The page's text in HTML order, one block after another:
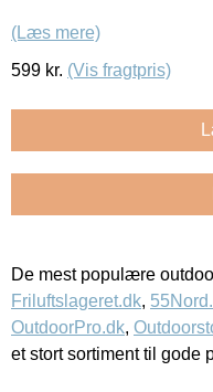
(Læs mere)
599 kr. (Vis fragtpris)
De mest populære
Friluftslageret.dk,
OutdoorPro.dk,
et stort sortiment til gode